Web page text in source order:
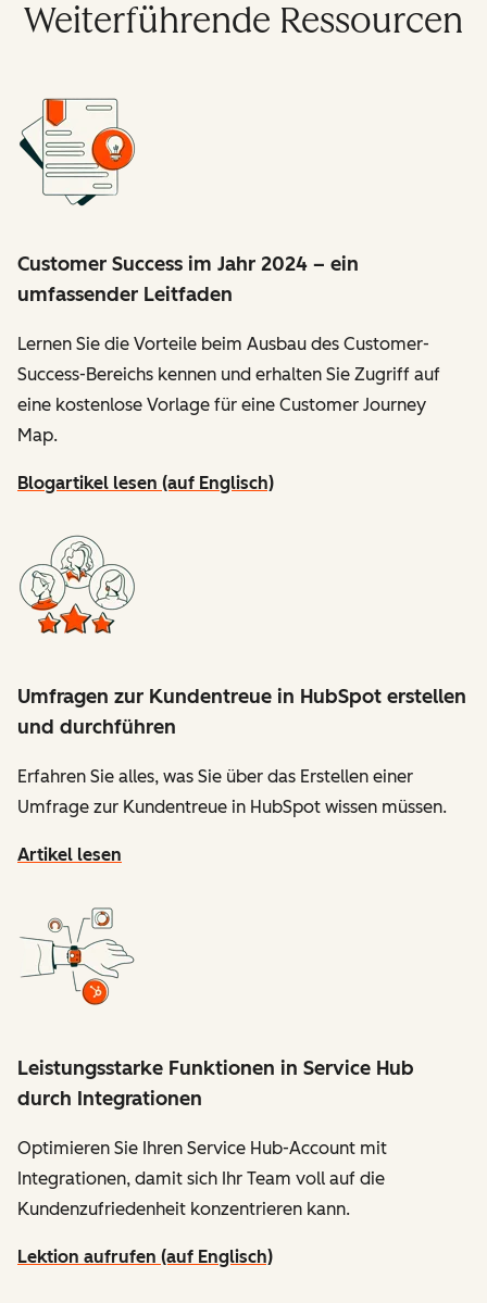
Weiterführende Ressourcen
Customer Success im Jahr 2024 – ein
umfassender Leitfaden
Lernen Sie die Vorteile beim Ausbau des Customer-
Success-Bereichs kennen und erhalten Sie Zugriff auf
eine kostenlose Vorlage für eine Customer Journey
Map.
Blogartikel lesen (auf Englisch)
Umfragen zur Kundentreue in HubSpot erstellen
und durchführen
Erfahren Sie alles, was Sie über das Erstellen einer
Umfrage zur Kundentreue in HubSpot wissen müssen.
Artikel lesen
Leistungsstarke Funktionen in Service Hub
durch Integrationen
Optimieren Sie Ihren Service Hub-Account mit
Integrationen, damit sich Ihr Team voll auf die
Kundenzufriedenheit konzentrieren kann.
Lektion aufrufen (auf Englisch)